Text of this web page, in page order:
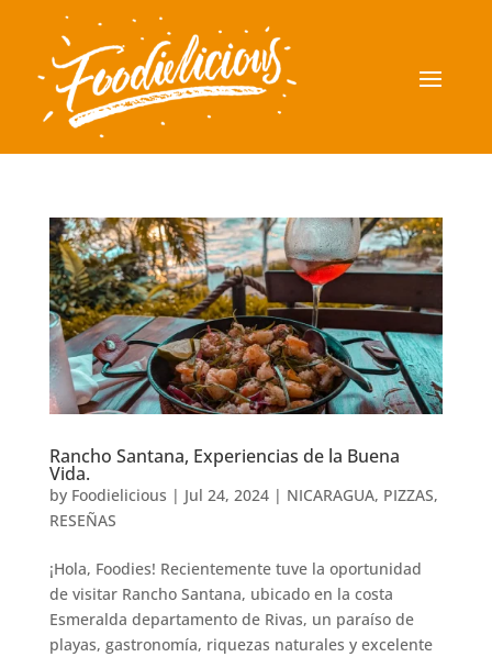
Rancho Santana, Experiencias de la Buena
Vida.
by Foodielicious | Jul 24, 2024| NICARAGUA, PIZZAS,
RESEÑAS
¡Hola, Foodies! Recientemente tuve la oportunidad
de visitar Rancho Santana, ubicado en la costa
Esmeralda departamento de Rivas, un paraíso de
playas, gastronomía, riquezas naturales y excelente